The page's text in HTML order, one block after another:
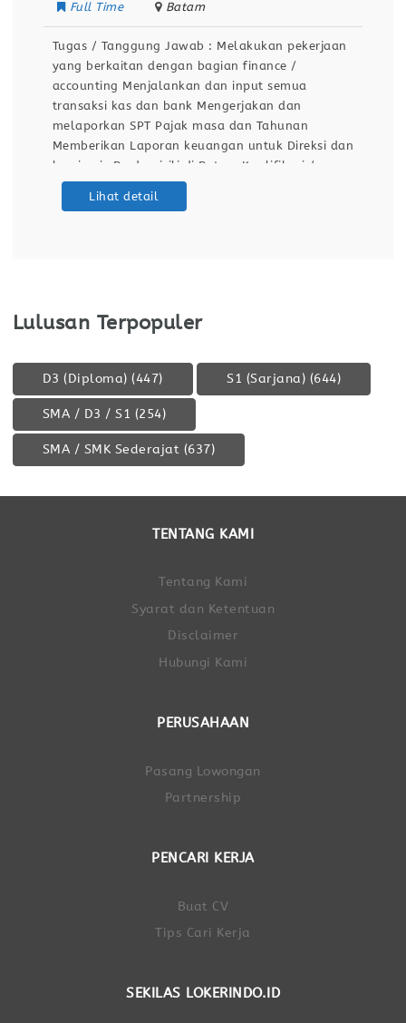
Full Time Batam
Tugas / Tanggung Jawab : Melakukan pekerjaan
yang berkaitan dengan bagian finance /
accounting Menjalankan dan input semua
transaksi kas dan bank Mengerjakan dan
melaporkan SPT Pajak masa dan Tahunan
Memberikan Laporan keuangan untuk Direksi dan
komisaris Berdomisili di Batam Kualifikasi /
Persyaratan : Pengalaman min. 1 tahun
Menguasai arus kas, laporan keuangan dan
Lihat detail
Lulusan Terpopuler
D3 (Diploma) (447) S1 (Sarjana) (644)
SMA / D3 / S1 (254)
SMA / SMK Sederajat (637)
TENTANG KAMI
Tentang Kami
Syarat dan Ketentuan
Disclaimer
Hubungi Kami
PERUSAHAAN
Pasang Lowongan
Partnership
PENCARI KERJA
Buat CV
Tips Cari Kerja
SEKILAS LOKERINDO.ID